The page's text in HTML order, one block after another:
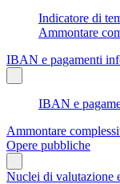
Indicatore di
Ammontare
IBAN e pagamenti
IBAN e
Ammontare
Opere pubbliche
Nuclei di valutazione